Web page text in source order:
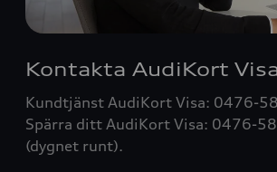
Kontakta AudiKort
Kundtjänst AudiKort Visa: 0476-
Spärra ditt AudiKort Visa: 0476-
(dygnet runt).